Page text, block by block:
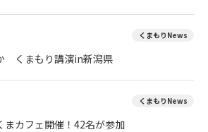
くまもりNews
くまもり講演in新潟県
くまもりNews
まカフェ開催！42名が参加